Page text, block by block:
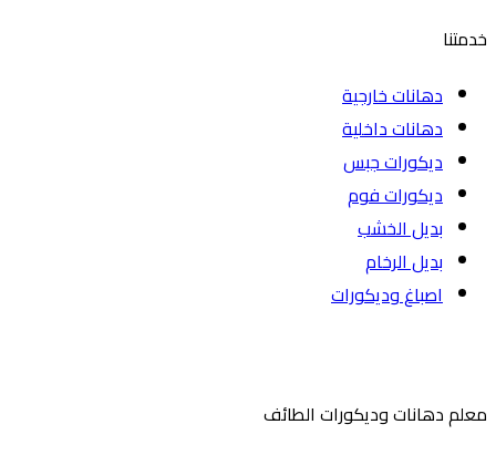
خدمتنا
دهانات خارجية
دهانات داخلية
ديكورات جبس
ديكورات فوم
بديل الخشب
بديل الرخام
اصباغ وديكورات
معلم دهانات وديكورات الطائف